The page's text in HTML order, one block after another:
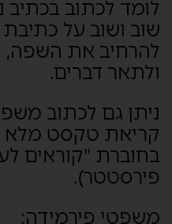
לומד לכתוב בכתיב
שוב ושוב על
להרחיב את השפה,
ולתאר דברים.
ניתן גם לכתוב
קריאת טקסט מלא
בחוברת "קוראים
פירסטטר).
משפטי פירמידה: